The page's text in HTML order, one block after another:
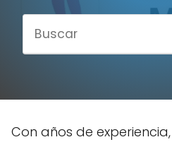
Con años de